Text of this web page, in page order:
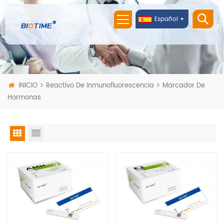
Español
INICIO Reactivo De Inmunofluorescencia
Marcador De
Hormonas